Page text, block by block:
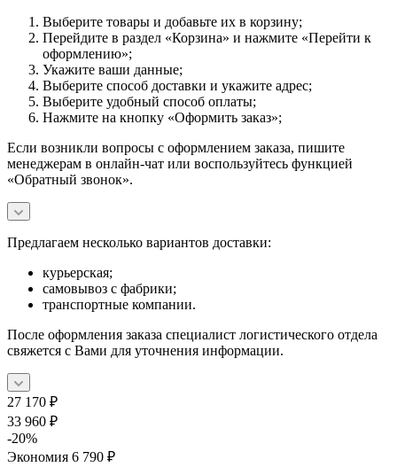
Выберите товары и добавьте их в корзину;
Перейдите в раздел «Корзина» и нажмите «Перейти к
оформлению»;
Укажите ваши данные;
Выберите способ доставки и укажите адрес;
Выберите удобный способ оплаты;
Нажмите на кнопку «Оформить заказ»;
Если возникли вопросы с оформлением заказа, пишите
менеджерам в онлайн-чат или воспользуйтесь функцией
«Обратный звонок».
Предлагаем несколько вариантов доставки:
курьерская;
самовывоз с фабрики;
транспортные компании.
После оформления заказа специалист логистического отдела
свяжется с Вами для уточнения информации.
27 170 ₽
33 960 ₽
-20%
Экономия 6 790 ₽